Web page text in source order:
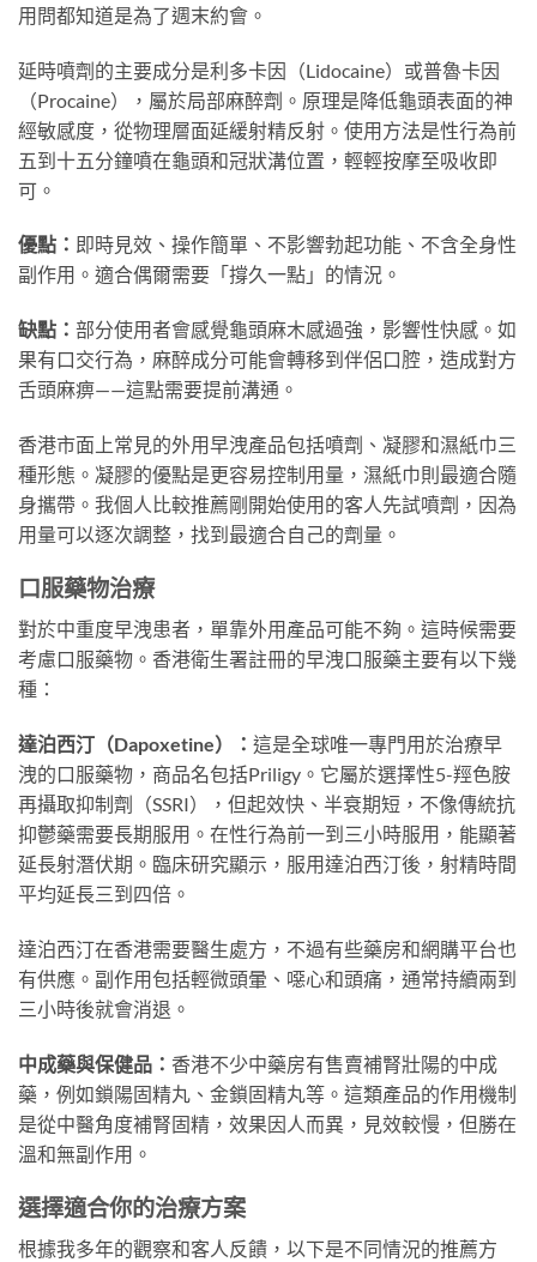
用問都知道是為了週末約會。
延時噴劑的主要成分是利多卡因（Lidocaine）或普魯卡因
（Procaine），屬於局部麻醉劑。原理是降低龜頭表面的神
經敏感度，從物理層面延緩射精反射。使用方法是性行為前
五到十五分鐘噴在龜頭和冠狀溝位置，輕輕按摩至吸收即
可。
優點： 即時見效、操作簡單、不影響勃起功能、不含全身性
副作用。適合偶爾需要「撐久一點」的情況。
缺點： 部分使用者會感覺龜頭麻木感過強，影響性快感。如
果有口交行為，麻醉成分可能會轉移到伴侶口腔，造成對方
舌頭麻痹——這點需要提前溝通。
香港市面上常見的外用早洩產品包括噴劑、凝膠和濕紙巾三
種形態。凝膠的優點是更容易控制用量，濕紙巾則最適合隨
身攜帶。我個人比較推薦剛開始使用的客人先試噴劑，因為
用量可以逐次調整，找到最適合自己的劑量。
口服藥物治療
對於中重度早洩患者，單靠外用產品可能不夠。這時候需要
考慮口服藥物。香港衛生署註冊的早洩口服藥主要有以下幾
種：
達泊西汀（Dapoxetine）： 這是全球唯一專門用於治療早
洩的口服藥物，商品名包括Priligy。它屬於選擇性5-羥色胺
再攝取抑制劑（SSRI），但起效快、半衰期短，不像傳統抗
抑鬱藥需要長期服用。在性行為前一到三小時服用，能顯著
延長射潛伏期。臨床研究顯示，服用達泊西汀後，射精時間
平均延長三到四倍。
達泊西汀在香港需要醫生處方，不過有些藥房和網購平台也
有供應。副作用包括輕微頭暈、噁心和頭痛，通常持續兩到
三小時後就會消退。
中成藥與保健品： 香港不少中藥房有售賣補腎壯陽的中成
藥，例如鎖陽固精丸、金鎖固精丸等。這類產品的作用機制
是從中醫角度補腎固精，效果因人而異，見效較慢，但勝在
溫和無副作用。
選擇適合你的治療方案
根據我多年的觀察和客人反饋，以下是不同情況的推薦方